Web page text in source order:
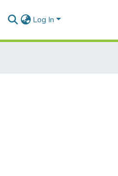
Log In